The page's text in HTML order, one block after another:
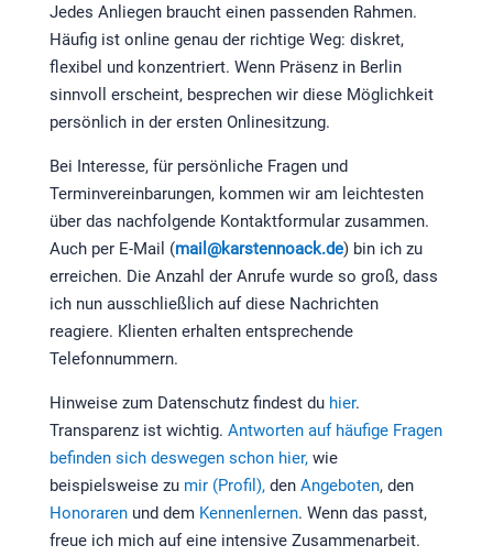
Jedes Anliegen braucht einen passenden Rahmen.
Häufig ist online genau der richtige Weg: diskret,
flexibel und konzentriert. Wenn Präsenz in Berlin
sinnvoll erscheint, besprechen wir diese Möglichkeit
persönlich in der ersten Onlinesitzung.
Bei Interesse, für persönliche Fragen und
Terminvereinbarungen, kommen wir am leichtesten
über das nachfolgende Kontaktformular zusammen.
Auch per E-Mail (mail@karstennoack.de) bin ich zu
erreichen. Die Anzahl der Anrufe wurde so groß, dass
ich nun ausschließlich auf diese Nachrichten
reagiere. Klienten erhalten entsprechende
Telefonnummern.
Hinweise zum Datenschutz findest du hier.
Transparenz ist wichtig. Antworten auf häufige Fragen
befinden sich deswegen schon hier,wie
beispielsweise zu mir (Profil),den Angeboten, den
Honorarenund dem Kennenlernen. Wenn das passt,
freue ich mich auf eine intensive Zusammenarbeit.